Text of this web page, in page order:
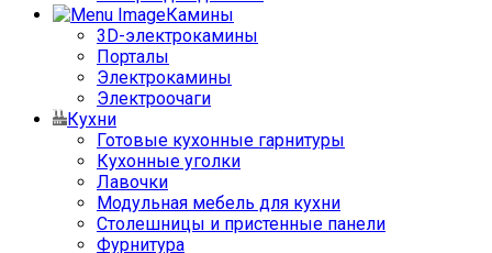
Камины
3D-электрокамины
Порталы
Электрокамины
Электроочаги
Кухни
Готовые кухонные гарнитуры
Кухонные уголки
Лавочки
Модульная мебель для кухни
Столешницы и пристенные панели
Фурнитура